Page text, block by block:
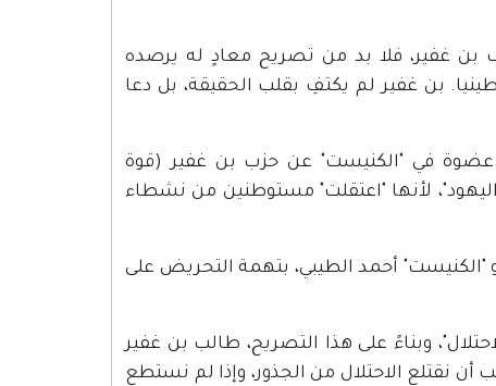
بن غفير، فلا بد من تصريح معادٍ له يرصده
بن غفير لم يكتفِ بقلب الحقيقة، بل دعا
عضوة في "الكنيست" عن حزب بن غفير (قوة
لأنها "اعتقلت" مستوطنين من نشطاء
أحمد الطيبي، بتهمة التحريض على
وبناءً على هذا التصريح، طالب بن غفير
نقتلع الاحتلال من الجذور، وإذا لم نستطع